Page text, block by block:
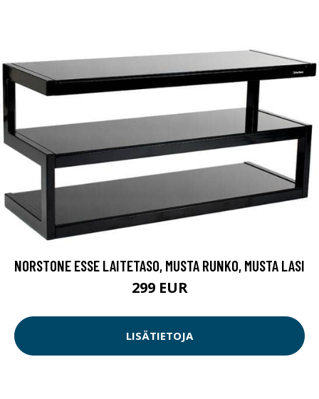
NORSTONE ESSE LAITETASO, MUSTA RUNKO, MUSTA LASI
299 EUR
LISÄTIETOJA